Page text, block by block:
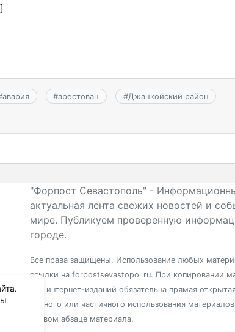
авария #арестован #Джанкойский район
"Форпост Севастополь" -
актуальная лента свежих новостей и
мире. Публикуем проверенную
городе.
Все права защищены. Использование любых
ссылки на forpostsevastopol.ru. При копировании
для интернет-изданий обязательна прямая
полного или частичного использования
первом абзаце материала.